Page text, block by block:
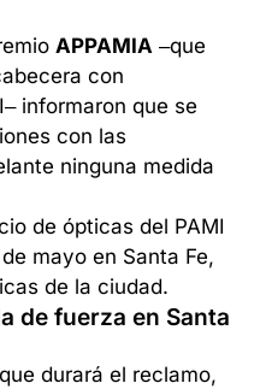
APPAMIA –que
con
informaron que se
con las
ninguna medida
de ópticas del PAMI
mayo en Santa Fe,
de la ciudad.
de fuerza en Santa
durará el reclamo,